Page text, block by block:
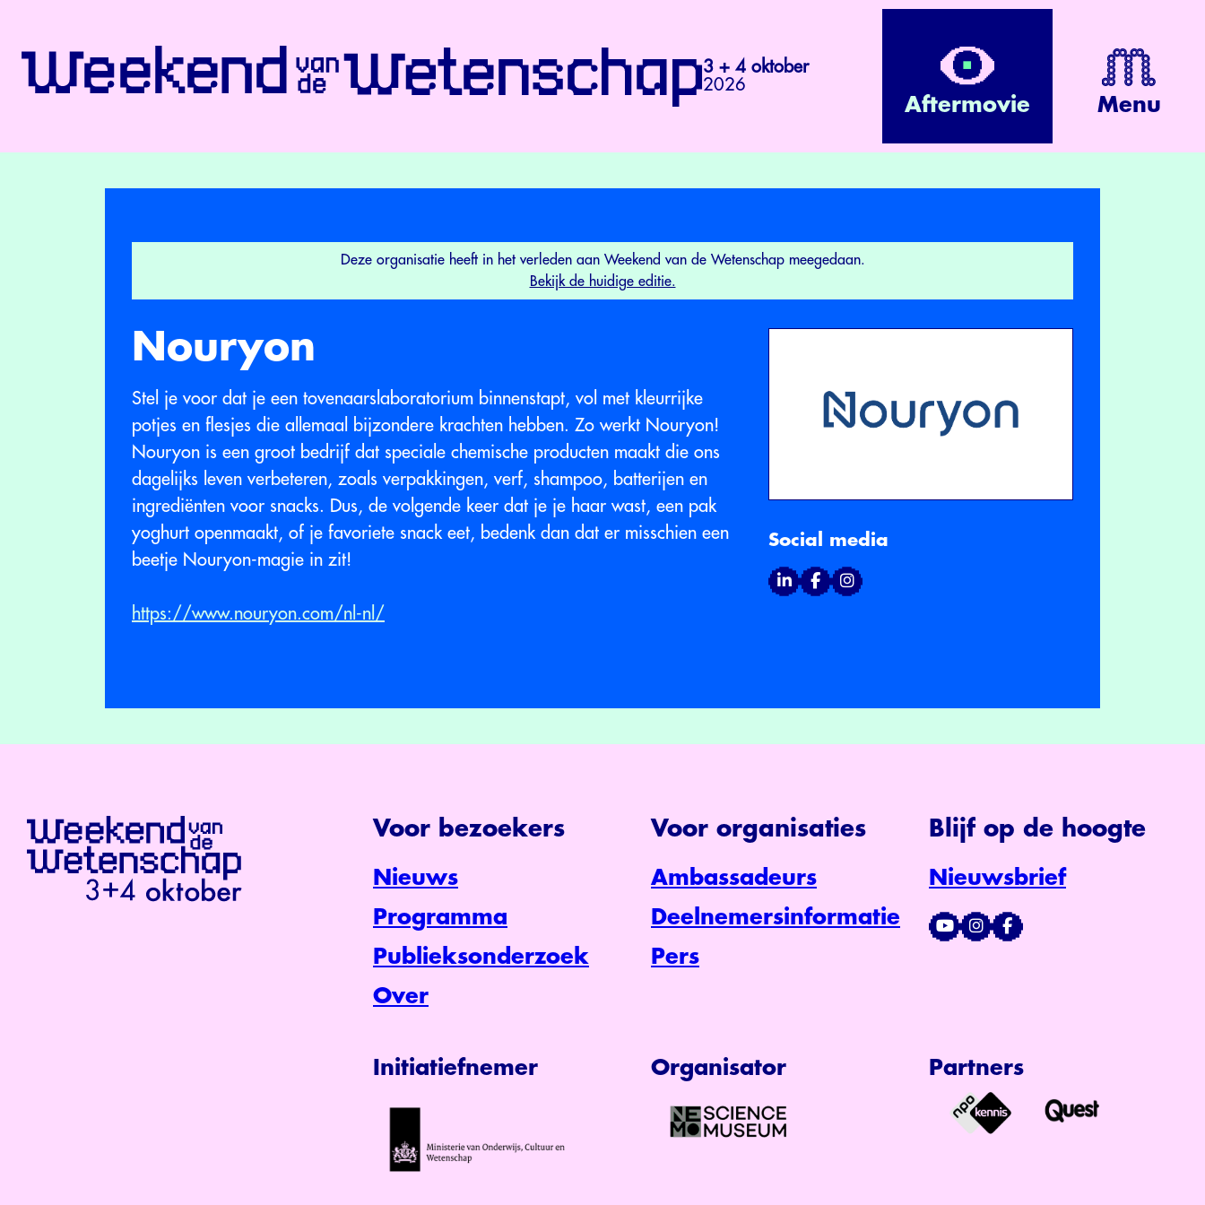
3 + 4 oktober
2026
Aftermovie Menu
Deze organisatie heeft in het verleden aan Weekend van de Wetenschap meegedaan.
Bekijk de huidige editie.
Nouryon
Stel je voor dat je een tovenaarslaboratorium binnenstapt, vol met kleurrijke
potjes en flesjes die allemaal bijzondere krachten hebben. Zo werkt Nouryon!
Nouryon is een groot bedrijf dat speciale chemische producten maakt die ons
dagelijks leven verbeteren, zoals verpakkingen, verf, shampoo, batterijen en
ingrediënten voor snacks. Dus, de volgende keer dat je je haar wast, een pak
yoghurt openmaakt, of je favoriete snack eet, bedenk dan dat er misschien een
beetje Nouryon-magie in zit!
https://www.nouryon.com/nl-nl/
Social media
Voor bezoekers
Nieuws
Programma
Publieksonderzoek
Over
Voor organisaties
Ambassadeurs
Deelnemersinformatie
Pers
Blijf op de hoogte
Nieuwsbrief
Initiatiefnemer Organisator Partners